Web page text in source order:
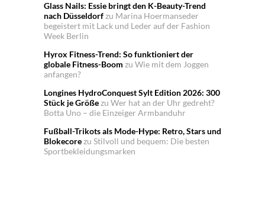
Glass Nails: Essie bringt den K-Beauty-Trend
nach Düsseldorfzu Marina Hoermanseder
begeistert mit Lack und Leder auf der Fashion
Week Berlin
Hyrox Fitness-Trend: So funktioniert der
globale Fitness-Boom zu Wie mit dem Joggen
anfangen?
Longines HydroConquest Sylt Edition 2026: 300
Stück je Größezu Wer hat an der Uhr gedreht?
Botta Uno – die Einzeiger Armbanduhr
Fußball-Trikots als Mode-Hype: Retro, Stars und
Blokecorezu Stilvoll und bequem: Die besten
Sportbekleidungsmarken